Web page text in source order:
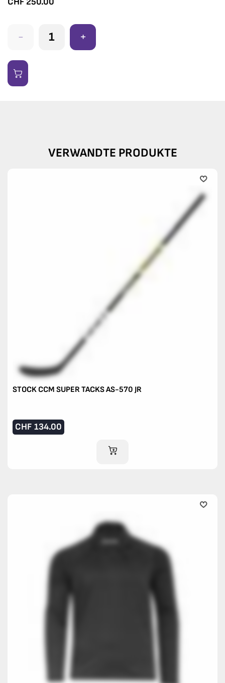
- +
VERWANDTE PRODUKTE
STOCK CCM SUPER TACKS AS-570 JR
CHF 134.00
IM WARENKORB